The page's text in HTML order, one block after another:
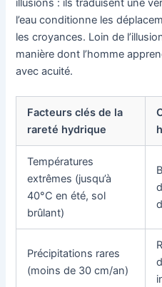
illusions : ils traduisent une
l’eau conditionne les
les croyances. Loin de
manière dont l’homme
avec acuité.
Facteurs clés de la
rareté hydrique
Températures
extrêmes (jusqu’à
40°C en été, sol
brûlant)
Précipitations rares
(moins de 30 cm/an)